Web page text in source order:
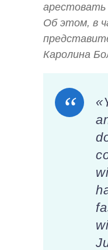
арестовать
Об этом, в
Каролина